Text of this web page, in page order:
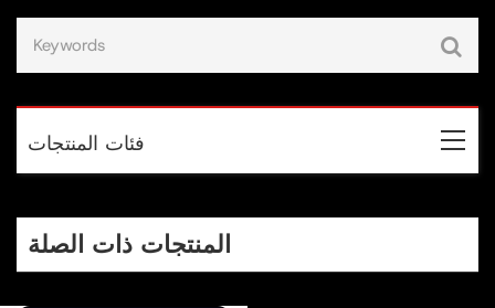
فئات المنتجات
المنتجات ذات الصلة